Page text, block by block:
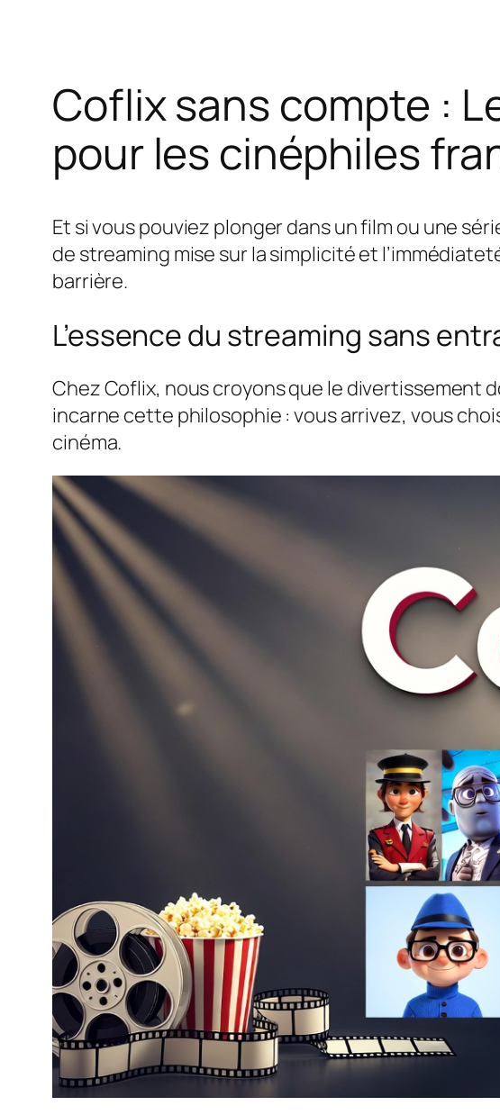
Coflix sans compte :
pour les cinéphiles
Et si vous pouviez plonger dans un film ou une
de streaming mise sur la simplicité et
barrière.
L’essence du streaming sans
Chez Coflix, nous croyons que le divertissement
incarne cette philosophie : vous arrivez, vous
cinéma.